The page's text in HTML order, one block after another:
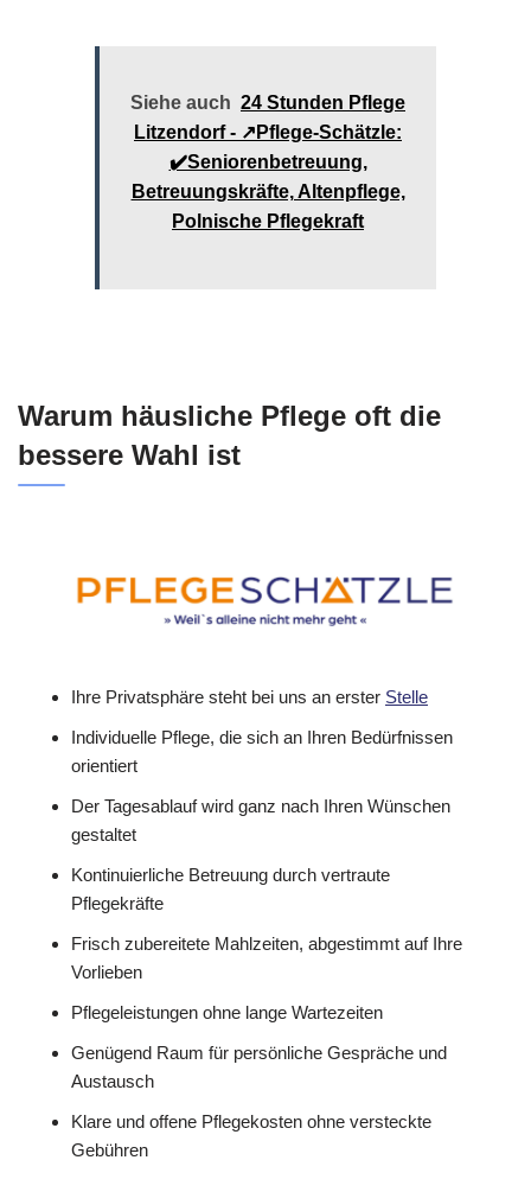
Siehe auch 24 Stunden Pflege
Litzendorf - ↗️Pflege-Schätzle:
✔️Seniorenbetreuung,
Betreuungskräfte, Altenpflege,
Polnische Pflegekraft
Warum häusliche Pflege oft die
bessere Wahl ist
Ihre Privatsphäre steht bei uns an erster Stelle
Individuelle Pflege, die sich an Ihren Bedürfnissen
orientiert
Der Tagesablauf wird ganz nach Ihren Wünschen
gestaltet
Kontinuierliche Betreuung durch vertraute
Pflegekräfte
Frisch zubereitete Mahlzeiten, abgestimmt auf Ihre
Vorlieben
Pflegeleistungen ohne lange Wartezeiten
Genügend Raum für persönliche Gespräche und
Austausch
Klare und offene Pflegekosten ohne versteckte
Gebühren